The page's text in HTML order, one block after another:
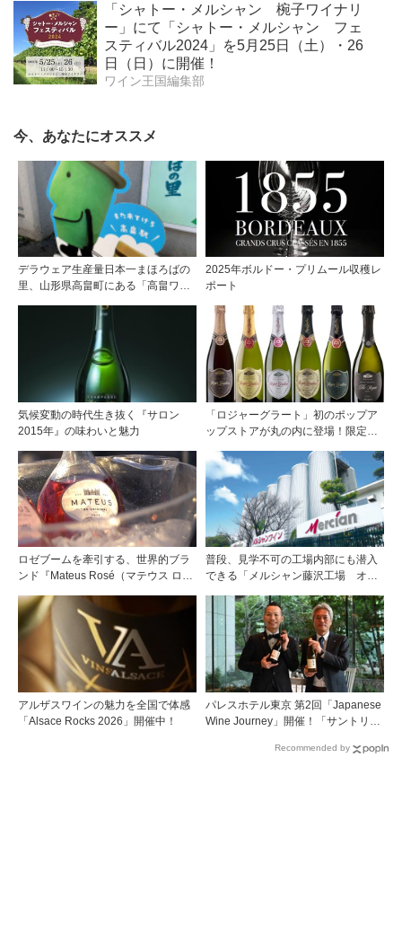
「シャトー・メルシャン 椀子ワイナリ
ー」にて「シャトー・メルシャン フェ
スティバル2024」を5月25日（土）・26
日（日）に開催！
ワイン王国編集部
今、あなたにオススメ
デラウェア生産量日本一まほろばの
里、山形県高畠町にある「高畠ワイ
2025年ボルドー・プリムール収穫レ
ポート
気候変動の時代生き抜く『サロン
2015年』の味わいと魅力
「ロジャーグラート」初のポップア
ップストアが丸の内に登場！限定キ
ロゼブームを牽引する、世界的ブラ
ンド『Mateus Rosé（マテウス ロ
普段、見学不可の工場内部にも潜入
できる「メルシャン藤沢工場 オン
アルザスワインの魅力を全国で体感
「Alsace Rocks 2026」開催中！
パレスホテル東京 第2回「Japanese
Wine Journey」開催！「サントリー
インメーカー 篠田 健太郎氏が来場
Recommended by